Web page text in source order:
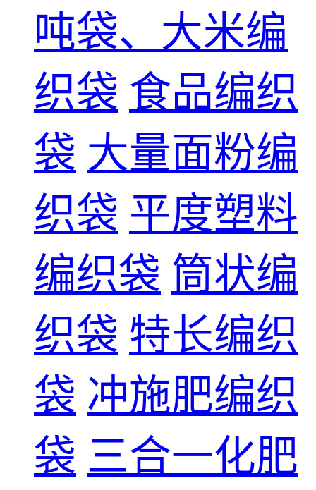
吨袋、大米编
织袋 食品编织
袋 大量面粉编
织袋 平度塑料
编织袋 筒状编
织袋 特长编织
袋 冲施肥编织
袋 三合一化肥